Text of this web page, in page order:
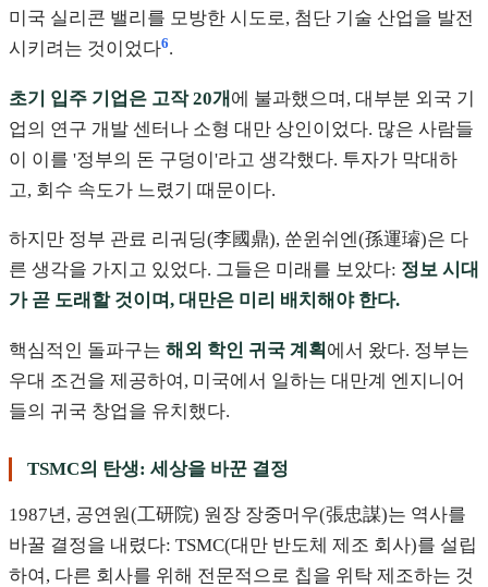
미국 실리콘 밸리를 모방한 시도로, 첨단 기술 산업을 발전
시키려는 것이었다6.
초기 입주 기업은 고작 20개 에 불과했으며, 대부분 외국 기
업의 연구 개발 센터나 소형 대만 상인이었다. 많은 사람들
이 이를 '정부의 돈 구덩이'라고 생각했다. 투자가 막대하
고, 회수 속도가 느렸기 때문이다.
하지만 정부 관료 리궈딩(李國鼎), 쑨윈쉬엔(孫運璿)은 다
른 생각을 가지고 있었다. 그들은 미래를 보았다: 정보 시대
가 곧 도래할 것이며, 대만은 미리 배치해야 한다.
핵심적인 돌파구는 해외 학인 귀국 계획 에서 왔다. 정부는
우대 조건을 제공하여, 미국에서 일하는 대만계 엔지니어
들의 귀국 창업을 유치했다.
TSMC의 탄생: 세상을 바꾼 결정
1987년, 공연원(工研院) 원장 장중머우(張忠謀)는 역사를
바꿀 결정을 내렸다: TSMC(대만 반도체 제조 회사)를 설립
하여, 다른 회사를 위해 전문적으로 칩을 위탁 제조하는 것